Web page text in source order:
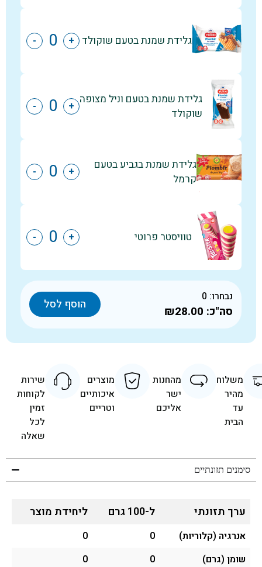
גלידת שמנת בטעם שוקולד +
-
גלידת שמנת בטעם וניל מצופה
שוקולד
+
-
גלידת שמנת בגביע בטעם
קרמל
+
-
טוויסטר פרוטי +
-
נבחרו: 0
סה"כ: ₪28.00 הוסף לסל
משלוח
מהיר
עד
הבית
מהחנות
ישר
אליכם
מוצרים
איכותיים
וטריים
שירות
לקוחות
זמין
לכל
שאלה
סימנים תזונתיים
ערך תזונתי ל-100 גרם ליחידת מוצר
אנרגיה (קלוריות) 0
0
שומן (גרם)
0
0